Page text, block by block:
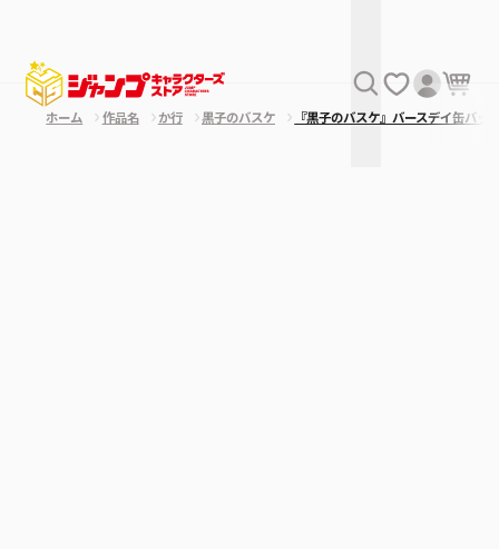
ホーム 作品名 か行 黒子のバスケ 『黒子のバスケ』バースデイ缶バ